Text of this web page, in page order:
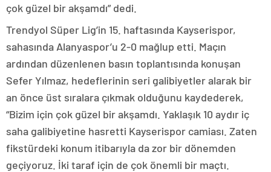
çok güzel bir akşamdı” dedi.
Trendyol Süper Lig’in 15. haftasında Kayserispor,
sahasında Alanyaspor’u 2-0 mağlup etti. Maçın
ardından düzenlenen basın toplantısında konuşan
Sefer Yılmaz, hedeflerinin seri galibiyetler alarak bir
an önce üst sıralara çıkmak olduğunu kaydederek,
“Bizim için çok güzel bir akşamdı. Yaklaşık 10 aydır iç
saha galibiyetine hasretti Kayserispor camiası. Zaten
fikstürdeki konum itibarıyla da zor bir dönemden
geçiyoruz. İki taraf için de çok önemli bir maçtı.